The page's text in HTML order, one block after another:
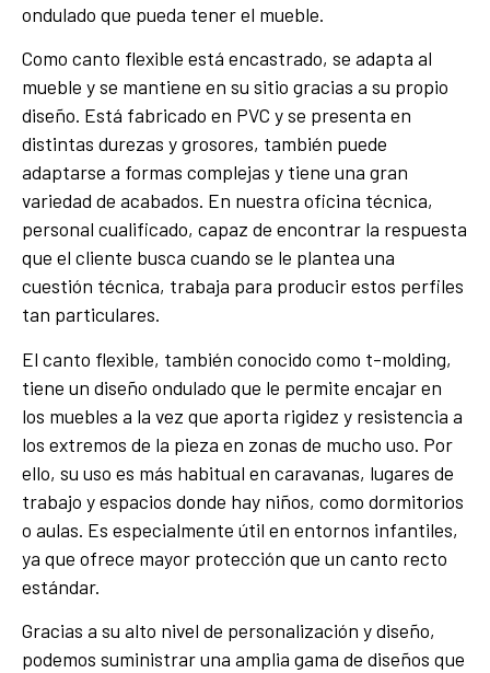
ondulado que pueda tener el mueble.
Como canto flexible está encastrado, se adapta al
mueble y se mantiene en su sitio gracias a su propio
diseño. Está fabricado en PVC y se presenta en
distintas durezas y grosores, también puede
adaptarse a formas complejas y tiene una gran
variedad de acabados. En nuestra oficina técnica,
personal cualificado, capaz de encontrar la respuesta
que el cliente busca cuando se le plantea una
cuestión técnica, trabaja para producir estos perfiles
tan particulares.
El canto flexible, también conocido como t-molding,
tiene un diseño ondulado que le permite encajar en
los muebles a la vez que aporta rigidez y resistencia a
los extremos de la pieza en zonas de mucho uso. Por
ello, su uso es más habitual en caravanas, lugares de
trabajo y espacios donde hay niños, como dormitorios
o aulas. Es especialmente útil en entornos infantiles,
ya que ofrece mayor protección que un canto recto
estándar.
Gracias a su alto nivel de personalización y diseño,
podemos suministrar una amplia gama de diseños que